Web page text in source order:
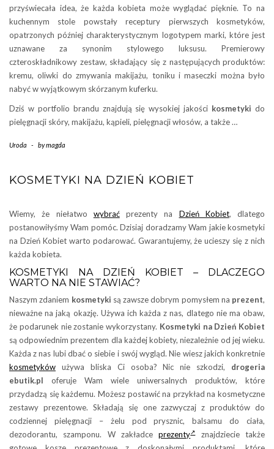
przyświecała idea, że każda kobieta może wyglądać pięknie. To na
kuchennym stole powstały receptury pierwszych kosmetyków,
opatrzonych później charakterystycznym logotypem marki, które jest
uznawane za synonim stylowego luksusu. Premierowy
czteroskładnikowy zestaw, składający się z następujących produktów:
kremu, oliwki do zmywania makijażu, toniku i maseczki można było
nabyć w wyjątkowym skórzanym kuferku.
Dziś w portfolio brandu znajdują się wysokiej jakości kosmetyki do
pielęgnacji skóry, makijażu, kąpieli, pielęgnacji włosów, a także …
Uroda - bymagda
KOSMETYKI NA DZIEŃ KOBIET
Wiemy, że niełatwo wybraćprezenty na Dzień Kobiet, dlatego
postanowiłyśmy Wam pomóc. Dzisiaj doradzamy Wam jakie kosmetyki
na Dzień Kobiet warto podarować. Gwarantujemy, że ucieszy się z nich
każda kobieta.
KOSMETYKI NA DZIEŃ KOBIET – DLACZEGO
WARTO NA NIE STAWIAĆ?
Naszym zdaniem kosmetyki są zawsze dobrym pomysłem na prezent,
nieważne na jaką okazję. Używa ich każda z nas, dlatego nie ma obaw,
że podarunek nie zostanie wykorzystany. Kosmetyki na Dzień Kobiet
są odpowiednim prezentem dla każdej kobiety, niezależnie od jej wieku.
Każda z nas lubi dbać o siebie i swój wygląd. Nie wiesz jakich konkretnie
kosmetyków używa bliska Ci osoba? Nic nie szkodzi, drogeria
ebutik.pl oferuje Wam wiele uniwersalnych produktów, które
przydadzą się każdemu. Możesz postawić na przykład na kosmetyczne
zestawy prezentowe. Składają się one zazwyczaj z produktów do
codziennej pielęgnacji – żelu pod prysznic, balsamu do ciała,
dezodorantu, szamponu. W zakładceprezenty znajdziecie także